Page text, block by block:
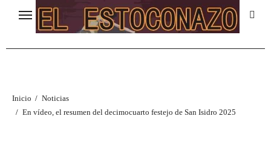
Inicio
Noticias
En vídeo, el resumen del decimocuarto festejo de San Isidro 2025